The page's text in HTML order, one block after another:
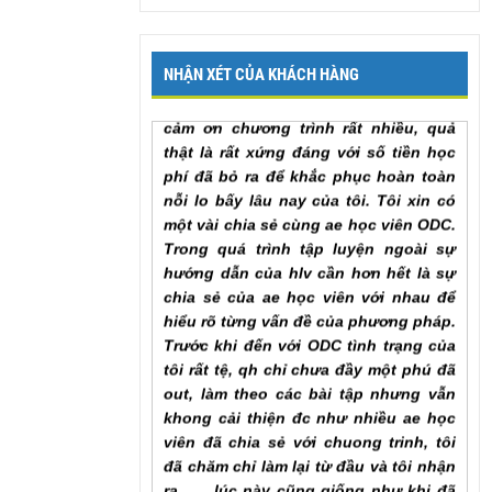
NHẬN XÉT CỦA KHÁCH HÀNG
Tôi đã hoàn thành xong khoá học,
cảm ơn chương trình rất nhiều, quả
thật là rất xứng đáng với số tiền học
phí đã bỏ ra để khắc phục hoàn toàn
nỗi lo bấy lâu nay của tôi. Tôi xin có
một vài chia sẻ cùng ae học viên ODC.
Trong quá trình tập luyện ngoài sự
hướng dẫn của hlv cần hơn hết là sự
chia sẻ của ae học viên với nhau để
hiểu rõ từng vấn đề của phương pháp.
Trước khi đến với ODC tình trạng của
tôi rất tệ, qh chỉ chưa đầy một phú đã
out, làm theo các bài tập nhưng vẫn
khong cải thiện đc như nhiều ae học
viên đã chia sẻ với chuong trinh, tôi
đã chăm chỉ làm lại từ đầu và tôi nhận
ra ... , lúc này cũng giống như khi đã
xuất tinh lần một va tiếp tục thì thời